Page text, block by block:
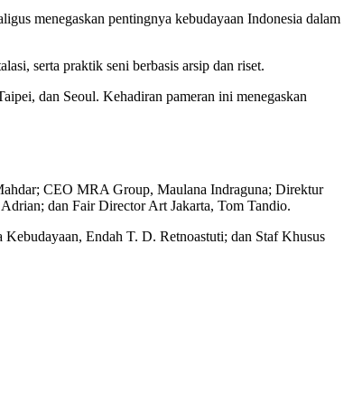
menegaskan pentingnya kebudayaan Indonesia dalam
serta praktik seni berbasis arsip dan riset.
dan Seoul. Kehadiran pameran ini menegaskan
CEO MRA Group, Maulana Indraguna; Direktur
dan Fair Director Art Jakarta, Tom Tandio.
Endah T. D. Retnoastuti; dan Staf Khusus